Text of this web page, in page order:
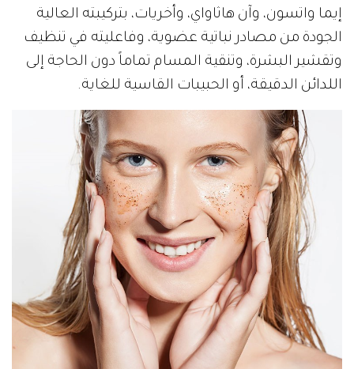
إيما واتسون، وآن هاثاواي، وأخريات، بتركيبته العالية
الجودة من مصادر نباتية عضوية، وفاعليته في تنظيف
وتقشير البشرة، وتنقية المسام تماماً دون الحاجة إلى
اللدائن الدقيقة، أو الحبيبات القاسية للغاية.